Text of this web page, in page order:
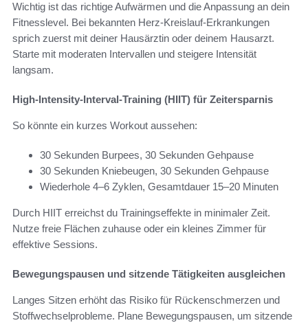
Wichtig ist das richtige Aufwärmen und die Anpassung an dein
Fitnesslevel. Bei bekannten Herz-Kreislauf-Erkrankungen
sprich zuerst mit deiner Hausärztin oder deinem Hausarzt.
Starte mit moderaten Intervallen und steigere Intensität
langsam.
High-Intensity-Interval-Training (HIIT) für Zeitersparnis
So könnte ein kurzes Workout aussehen:
30 Sekunden Burpees, 30 Sekunden Gehpause
30 Sekunden Kniebeugen, 30 Sekunden Gehpause
Wiederhole 4–6 Zyklen, Gesamtdauer 15–20 Minuten
Durch HIIT erreichst du Trainingseffekte in minimaler Zeit.
Nutze freie Flächen zuhause oder ein kleines Zimmer für
effektive Sessions.
Bewegungspausen und sitzende Tätigkeiten ausgleichen
Langes Sitzen erhöht das Risiko für Rückenschmerzen und
Stoffwechselprobleme. Plane Bewegungspausen, um sitzende